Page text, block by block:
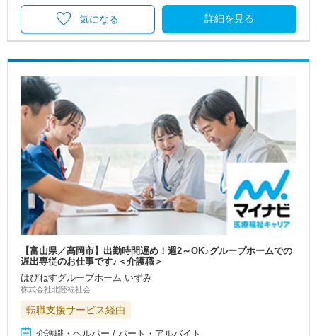
詳細を見る
気になる
【富山県／高岡市】出勤時間遅め！週2～OK♪グループホームでの
遅出専従のお仕事です♪＜介護職＞
はぴねすグループホーム いずみ
株式会社北陸福祉会
転職支援サービス経由
介護職・ヘルパー / パート・アルバイト